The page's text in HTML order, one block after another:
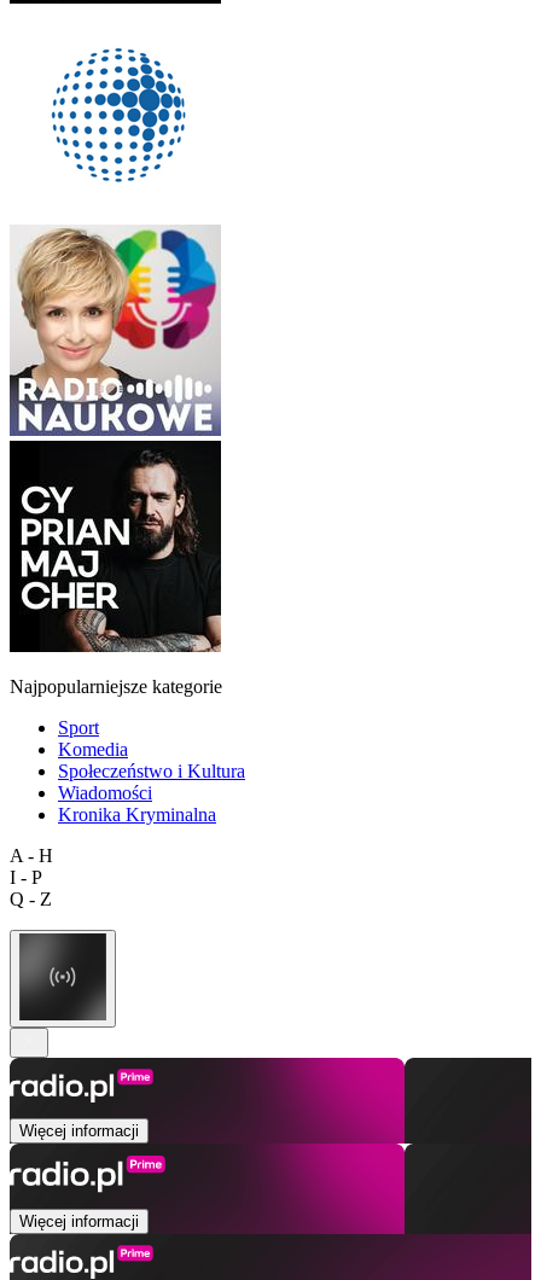
Najpopularniejsze kategorie
Sport
Komedia
Społeczeństwo i Kultura
Wiadomości
Kronika Kryminalna
A - H
I - P
Q - Z
Więcej informacji
Więcej informacji